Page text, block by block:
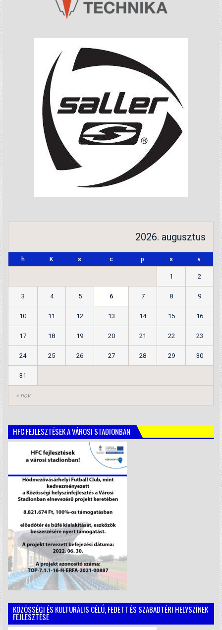
2026. augusztus
h K s c p s v
« nov
1 2
3 4 5 6 7 8 9
10 11 12 13 14 15 16
17 18 19 20 21 22 23
24 25 26 27 28 29 30
31
HFC FEJLESZTÉSEK A VÁROSI STADIONBAN
KÖZÖSSÉGI ÉS KULTURÁLIS CÉLÚ, FEDETT ÉS SZABADTÉRI HELYSZÍNEK
FEJLESZTÉSE